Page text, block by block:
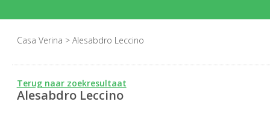
Casa Verina > Alesabdro Leccino
Terug naar zoekresultaat
Alesabdro Leccino